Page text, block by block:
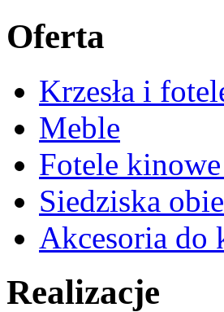
Oferta
Krzesła i
Meble
Fotele
Siedziska
Akcesoria do
Realizacje